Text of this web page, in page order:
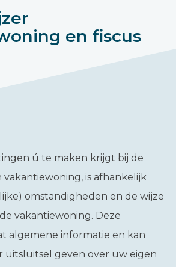
en fiscus
ú te maken krijgt bij de
vakantiewoning, is afhankelijk
omstandigheden en de wijze
vakantiewoning. Deze
algemene informatie en kan
uitsluitsel geven over uw eigen